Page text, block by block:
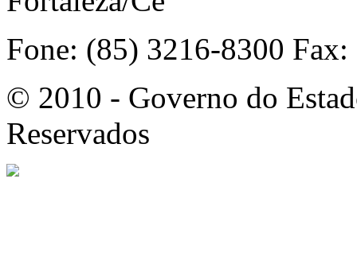
Fone: (85) 3216-8300
© 2010 - Governo do
Reservados